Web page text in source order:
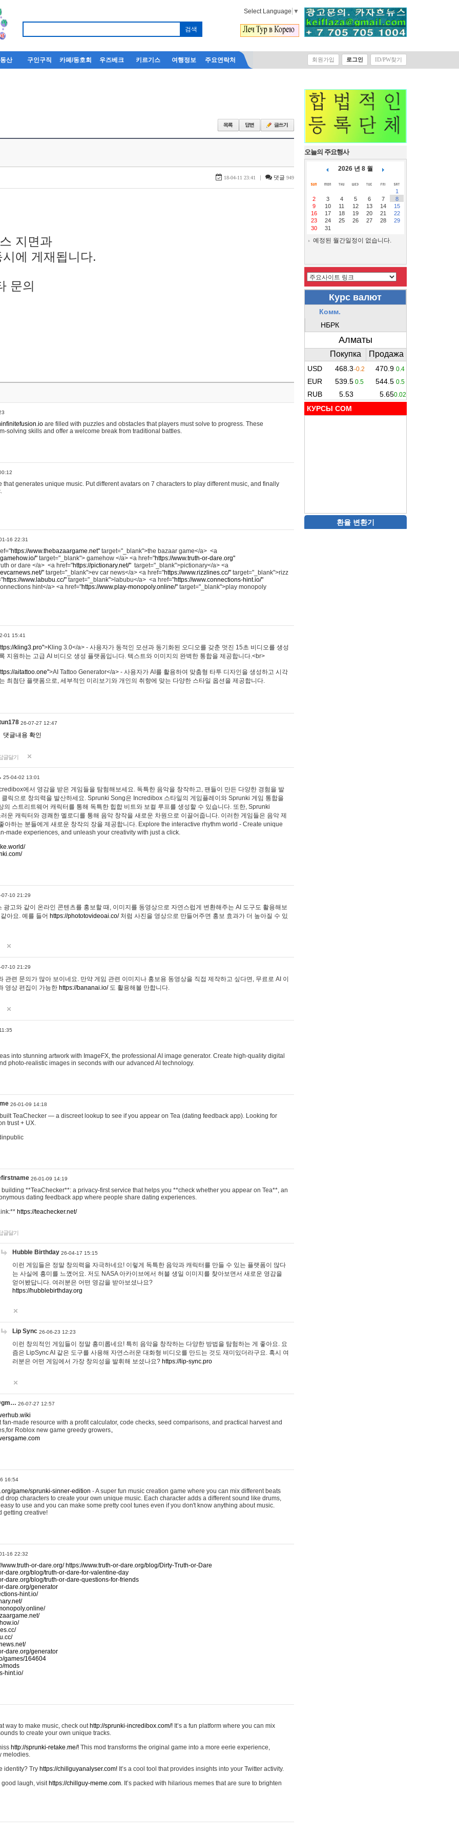
Select Language ▼
산 구인구직 카페/동호회 우즈베크 키르기스 여행정보 주요연락처 회원가입 로그인 ID/PW찾기
18-04-11 23:41 | 댓글 949
지면과
에 게재됩니다.
문의
are filled with puzzles and obstacles that players must solve to progress. These
solving skills and offer a welcome break from traditional battles.
that generates unique music. Put different avatars on 7 characters to play different music, and finally
16 22:31
https://www.thebazaargame.net" target="_blank">the bazaar game</a> <a
" target="_blank"> gamehow </a> <a href="https://www.truth-or-dare.org"
or dare </a> <a href="https://pictionary.net/" target="_blank">pictionary</a> <a
" target="_blank">ev car news</a> <a href="https://www.rizzlines.cc/" target="_blank">rizz
https://www.labubu.cc/" target="_blank">labubu</a> <a href="https://www.connections-hint.io/"
hint</a> <a href="https://www.play-monopoly.online/" target="_blank">play monopoly
01 15:41
kling3.pro">Kling 3.0</a> - 사용자가 동적인 모션과 동기화된 오디오를 갖춘 멋진 15초 비디오를 생성
지원하는 고급 AI 비디오 생성 플랫폼입니다. 텍스트와 이미지의 완벽한 통합을 제공합니다.<br>
aitattoo.one">AI Tattoo Generator</a> - 사용자가 AI를 활용하여 맞춤형 타투 디자인을 생성하고 시각
최첨단 플랫폼으로, 세부적인 미리보기와 개인의 취향에 맞는 다양한 스타일 옵션을 제공합니다.
26-07-27 12:47
댓글내용 확인
글달기
25-04-02 13:01
에서 영감을 받은 게임들을 탐험해보세요. 독특한 음악을 창작하고, 팬들이 만든 다양한 경험을 발
클릭으로 창의력을 발산하세요. Sprunki Song은 Incredibox 스타일의 게임플레이와 Sprunki 게임 통합을
의 스트리트웨어 캐릭터를 통해 독특한 힙합 비트와 보컬 루프를 생성할 수 있습니다. 또한, Sprunki
운 캐릭터와 경쾌한 멜로디를 통해 음악 창작을 새로운 차원으로 이끌어줍니다. 이러한 게임들은 음악 제
아하는 분들에게 새로운 창작의 장을 제공합니다. Explore the interactive rhythm world - Create unique
made experiences, and unleash your creativity with just a click.
07-10 21:29
광고와 같이 온라인 콘텐츠를 홍보할 때, 이미지를 동영상으로 자연스럽게 변환해주는 AI 도구도 활용해보
아요. 예를 들어 https://phototovideoai.co/처럼 사진을 영상으로 만들어주면 홍보 효과가 더 높아질 수 있
07-10 21:29
관련 문의가 많아 보이네요. 만약 게임 관련 이미지나 홍보용 동영상을 직접 제작하고 싶다면, 무료로 AI 이
영상 편집이 가능한 https://bananai.io/도 활용해볼 만합니다.
into stunning artwork with ImageFX, the professional AI image generator. Create high-quality digital
photo-realistic images in seconds with our advanced AI technology.
26-01-09 14:18
TeaChecker — a discreet lookup to see if you appear on Tea (dating feedback app). Looking for
trust + UX.
26-01-09 14:19
building **TeaChecker**: a privacy-first service that helps you **check whether you appear on Tea**, an
dating feedback app where people share dating experiences.
https://teachecker.net/
글달기
Hubble Birthday 26-04-17 15:15
이런 게임들은 정말 창의력을 자극하네요! 이렇게 독특한 음악과 캐릭터를 만들 수 있는 플랫폼이 많다
는 사실에 흥미를 느꼈어요. 저도 NASA 아카이브에서 허블 생일 이미지를 찾아보면서 새로운 영감을
얻어봤답니다. 여러분은 어떤 영감을 받아보셨나요?
https://hubblebirthday.org
Lip Sync 26-06-23 12:23
이런 창의적인 게임들이 정말 흥미롭네요! 특히 음악을 창작하는 다양한 방법을 탐험하는 게 좋아요. 요
즘은 LipSync AI 같은 도구를 사용해 자연스러운 대화형 비디오를 만드는 것도 재미있더라구요. 혹시 여
러분은 어떤 게임에서 가장 창의성을 발휘해 보셨나요? https://lip-sync.pro
26-07-27 12:57
made resource with a profit calculator, code checks, seed comparisons, and practical harvest and
Roblox new game greedy growers。
16:54
game/sprunki-sinner-edition - A super fun music creation game where you can mix different beats
drop characters to create your own unique music. Each character adds a different sound like drums,
to use and you can make some pretty cool tunes even if you don't know anything about music.
getting creative!
16 22:32
www.truth-or-dare.org/ https://www.truth-or-dare.org/blog/Dirty-Truth-or-Dare
dare.org/blog/truth-or-dare-for-valentine-day
dare.org/blog/truth-or-dare-questions-for-friends
dare.org/generator
hint.io/
dare.org/generator
games/164604
mods
hint.io/
way to make music, check out http://sprunki-incredibox.com/! It’s a fun platform where you can mix
to create your own unique tracks.
http://sprunki-retake.me/! This mod transforms the original game into a more eerie experience,
melodies.
identity? Try https://chillguyanalyser.com! It’s a cool tool that provides insights into your Twitter activity.
good laugh, visit https://chillguy-meme.com. It’s packed with hilarious memes that are sure to brighten
오늘의 주요행사
2026 년 8 월
1
2
3 4 5 6 7
8
9
10 11 12 13 14
15
16
17 18 19 20 21
22
23
24 25 26 27 28
29
30
31
예정된 월간일정이 없습니다.
КУРСЫ COM
환율 변환기